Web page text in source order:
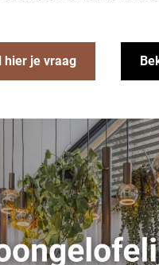
hier je vraag